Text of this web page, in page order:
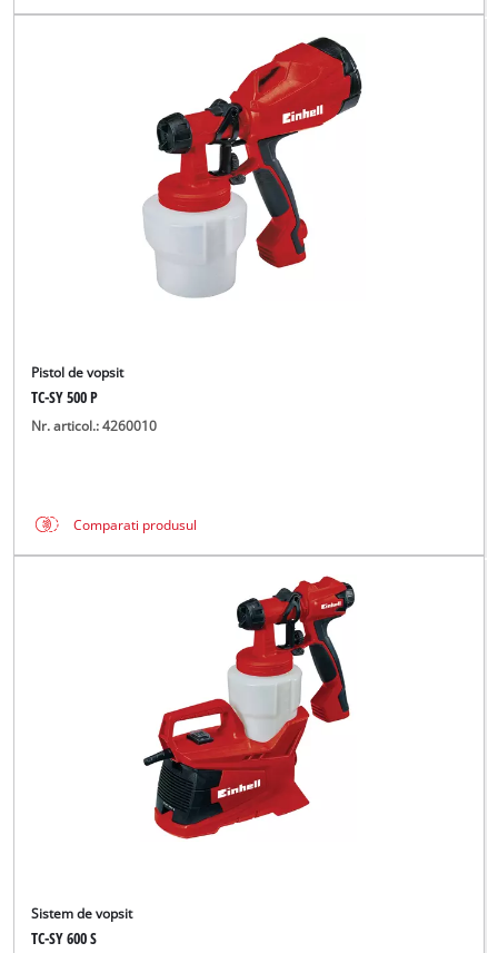
Pistol de vopsit
TC-SY 500 P
Nr. articol.: 4260010
Comparati produsul
Sistem de vopsit
TC-SY 600 S